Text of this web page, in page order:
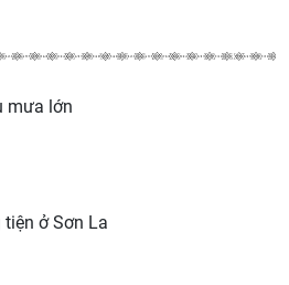
mưa lớn
ở Sơn La